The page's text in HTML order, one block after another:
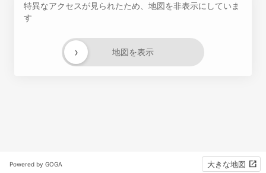
特異なアクセスが見られたため、地図を非表示にしていま
す
地図を表示
›
Powered by GOGA 大きな地図